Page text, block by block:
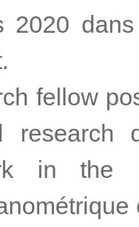
2020
fellow
research
in the